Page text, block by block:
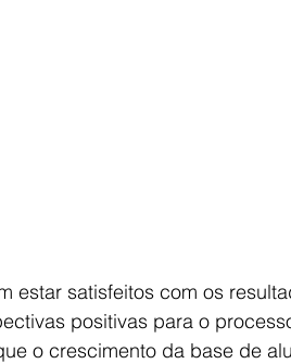
estar satisfeitos com os
positivas para o
o crescimento da base de